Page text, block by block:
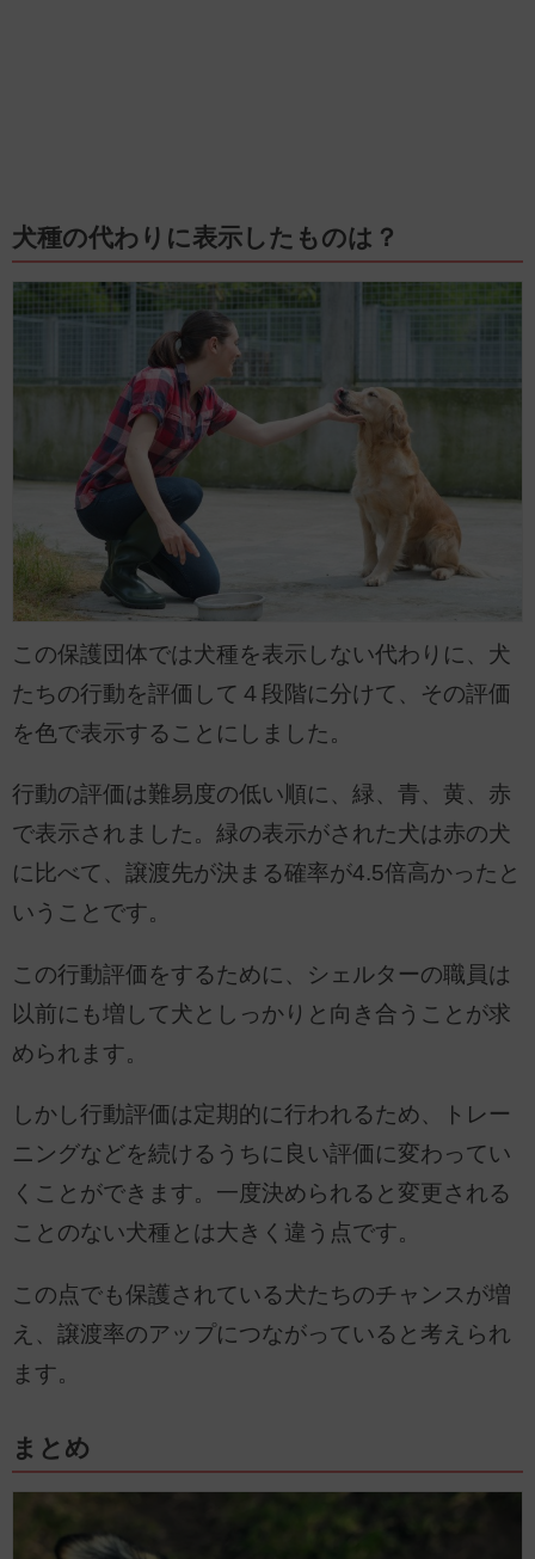
犬種の代わりに表示したものは？
この保護団体では犬種を表示しない代わりに、犬
たちの行動を評価して４段階に分けて、その評価
を色で表示することにしました。
行動の評価は難易度の低い順に、緑、青、黄、赤
で表示されました。緑の表示がされた犬は赤の犬
に比べて、譲渡先が決まる確率が4.5倍高かったと
いうことです。
この行動評価をするために、シェルターの職員は
以前にも増して犬としっかりと向き合うことが求
められます。
しかし行動評価は定期的に行われるため、トレー
ニングなどを続けるうちに良い評価に変わってい
くことができます。一度決められると変更される
ことのない犬種とは大きく違う点です。
この点でも保護されている犬たちのチャンスが増
え、譲渡率のアップにつながっていると考えられ
ます。
まとめ